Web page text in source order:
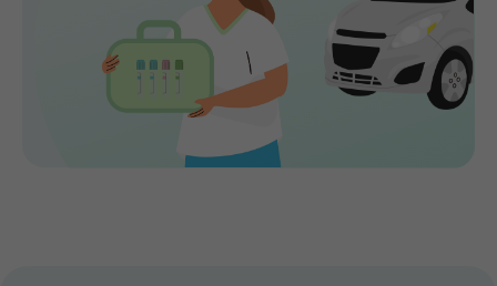
de factum надежным выбором для всей
Сервис без компромиссов
Комфортное обслуживание и